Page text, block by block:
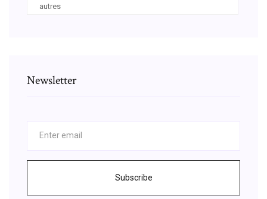
autres
Newsletter
Subscribe